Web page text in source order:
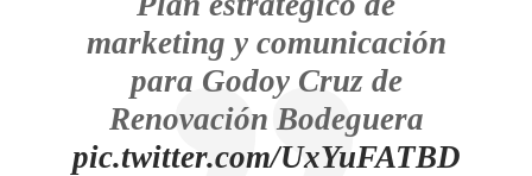
marketing y comunicación
para Godoy Cruz de
Renovación Bodeguera
pic.twitter.com/UxYuFATBD